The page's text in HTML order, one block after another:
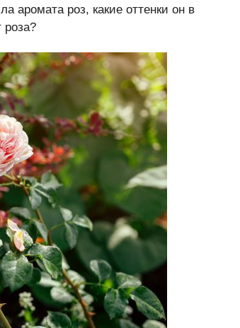
аромата роз, какие оттенки он в
роза?